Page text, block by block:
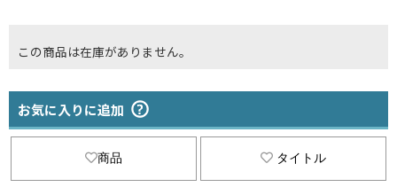
この商品は在庫がありません。
お気に入りに追加
商品 タイトル